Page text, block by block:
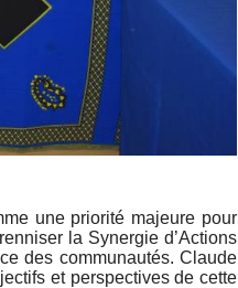
une priorité majeure pour
la Synergie d’Actions
des communautés. Claude
et perspectives de cette